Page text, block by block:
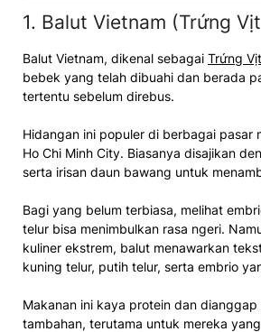
1. Balut Vietnam (Trứng
Balut Vietnam, dikenal sebagai Trứng
bebek yang telah dibuahi dan berada
tertentu sebelum direbus.
Hidangan ini populer di berbagai pasar
Ho Chi Minh City. Biasanya disajikan
serta irisan daun bawang untuk
Bagi yang belum terbiasa, melihat
telur bisa menimbulkan rasa ngeri.
kuliner ekstrem, balut menawarkan
kuning telur, putih telur, serta embrio
Makanan ini kaya protein dan
tambahan, terutama untuk mereka